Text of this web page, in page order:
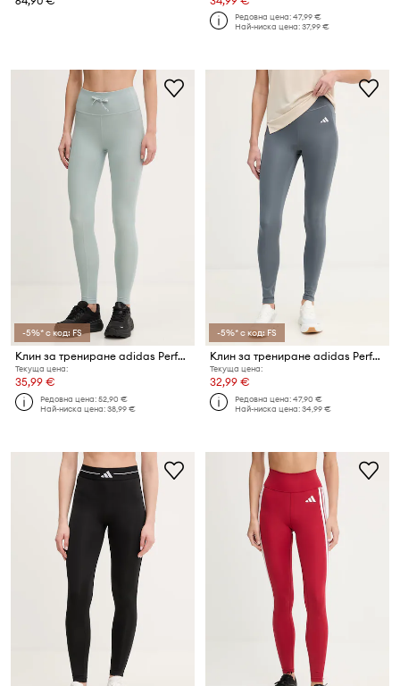
Редовна цена:47,99 €
Най-ниска цена:37,99 €
-5%* с код: FS
Клин за трениране adidas Performance
Текуща цена:
35,99 €
Редовна цена:52,90 €
Най-ниска цена:38,99 €
-5%* с код: FS
Клин за трениране adidas Performance Essentials
Текуща цена:
32,99 €
Редовна цена:47,90 €
Най-ниска цена:34,99 €